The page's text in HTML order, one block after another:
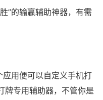
”的输赢辅助神器，有需
应用便可以自定义手机打
牌专用辅助器，不管你是